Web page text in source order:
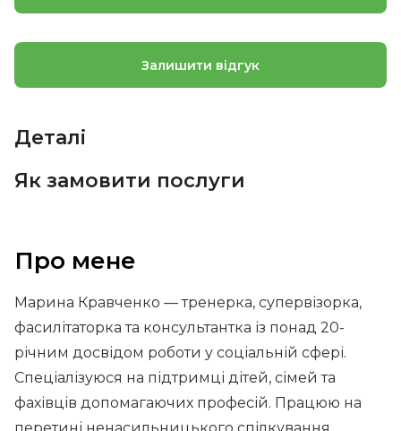
Про мене
Марина Кравченко — тренерка, супервізорка,
фасилітаторка та консультантка із понад 20-
річним досвідом роботи у соціальній сфері.
Спеціалізуюся на підтримці дітей, сімей та
фахівців допомагаючих професій. Працюю на
Залишити відгук
Деталі
Як замовити послуги